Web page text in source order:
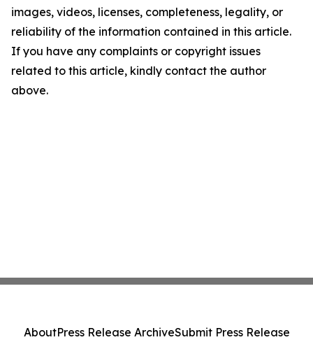
images, videos, licenses, completeness, legality, or
reliability of the information contained in this article.
If you have any complaints or copyright issues
related to this article, kindly contact the author
above.
AboutPress Release ArchiveSubmit Press Release